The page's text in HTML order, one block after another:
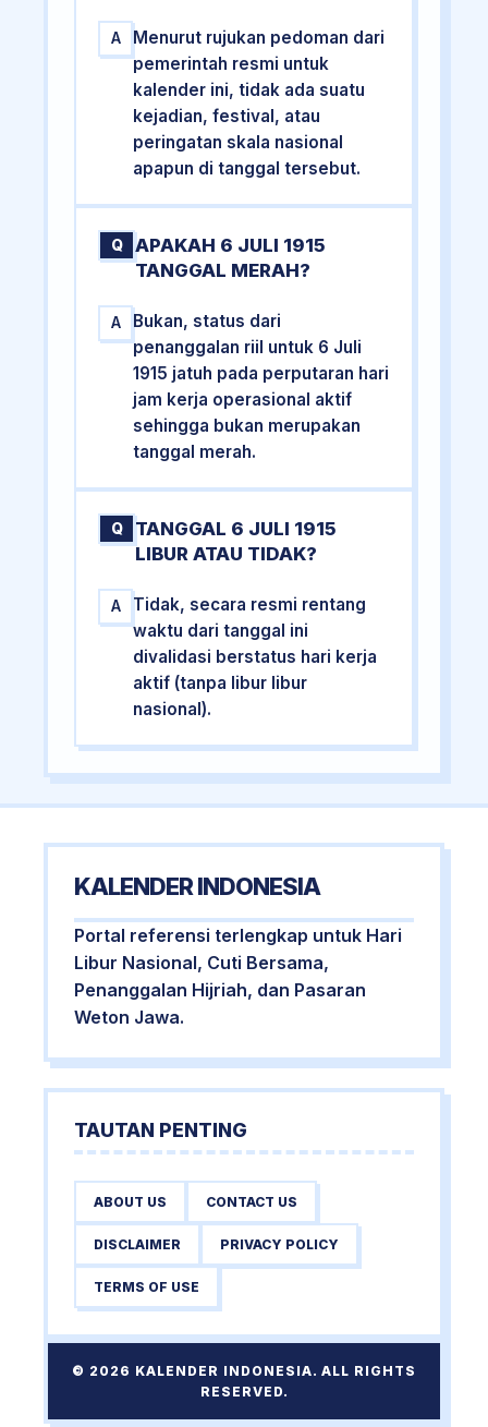
A
Menurut rujukan pedoman dari
pemerintah resmi untuk
kalender ini, tidak ada suatu
kejadian, festival, atau
peringatan skala nasional
apapun di tanggal tersebut.
Q
APAKAH 6 JULI 1915
TANGGAL MERAH?
A
Bukan, status dari
penanggalan riil untuk 6 Juli
1915 jatuh pada perputaran hari
jam kerja operasional aktif
sehingga bukan merupakan
tanggal merah.
Q
TANGGAL 6 JULI 1915
LIBUR ATAU TIDAK?
A
Tidak, secara resmi rentang
waktu dari tanggal ini
divalidasi berstatus hari kerja
aktif (tanpa libur libur
nasional).
KALENDER INDONESIA
Portal referensi terlengkap untuk Hari
Libur Nasional, Cuti Bersama,
Penanggalan Hijriah, dan Pasaran
Weton Jawa.
TAUTAN PENTING
ABOUT US CONTACT US
DISCLAIMER PRIVACY POLICY
TERMS OF USE
© 2026 KALENDER INDONESIA. ALL RIGHTS
RESERVED.